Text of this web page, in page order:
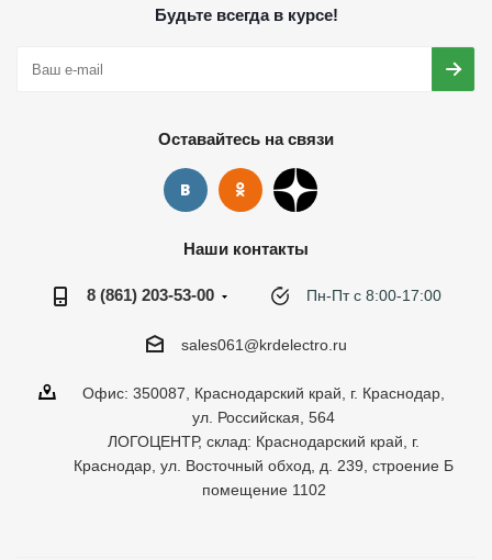
Будьте всегда в курсе!
Оставайтесь на связи
Наши контакты
8 (861) 203-53-00 Пн-Пт с 8:00-17:00
sales061@krdelectro.ru
Офис: 350087, Краснодарский край, г. Краснодар,
ул. Российская, 564
ЛОГОЦЕНТР, склад: Краснодарский край, г.
Краснодар, ул. Восточный обход, д. 239, строение Б
помещение 1102